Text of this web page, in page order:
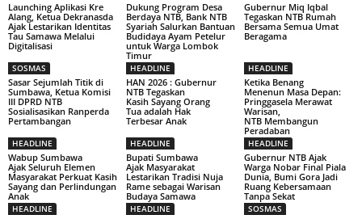
Launching Aplikasi Kre
Alang, Ketua Dekranasda
Ajak Lestarikan Identitas
Tau Samawa Melalui
Digitalisasi
Dukung Program Desa
Berdaya NTB, Bank NTB
Syariah Salurkan Bantuan
Budidaya Ayam Petelur
untuk Warga Lombok
Timur
Gubernur Miq Iqbal
Tegaskan NTB Rumah
Bersama Semua Umat
Beragama
SOSMAS
Sasar Sejumlah Titik di
Sumbawa, Ketua Komisi
III DPRD NTB
Sosialisasikan Ranperda
Pertambangan
HEADLINE
HAN 2026 : Gubernur
NTB Tegaskan
Kasih Sayang Orang
Tua adalah Hak
Terbesar Anak
HEADLINE
Ketika Benang
Menenun Masa Depan:
Pringgasela Merawat
Warisan,
NTB Membangun
Peradaban
HEADLINE
Wabup Sumbawa
Ajak Seluruh Elemen
Masyarakat Perkuat Kasih
Sayang dan Perlindungan
Anak
HEADLINE
Bupati Sumbawa
Ajak Masyarakat
Lestarikan Tradisi Nuja
Rame sebagai Warisan
Budaya Samawa
HEADLINE
Gubernur NTB Ajak
Warga Nobar Final Piala
Dunia, Bumi Gora Jadi
Ruang Kebersamaan
Tanpa Sekat
HEADLINE HEADLINE SOSMAS